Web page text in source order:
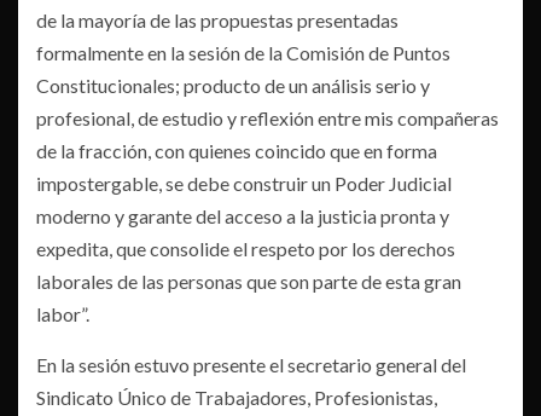
de la mayoría de las propuestas presentadas
formalmente en la sesión de la Comisión de Puntos
Constitucionales; producto de un análisis serio y
profesional, de estudio y reflexión entre mis compañeras
de la fracción, con quienes coincido que en forma
impostergable, se debe construir un Poder Judicial
moderno y garante del acceso a la justicia pronta y
expedita, que consolide el respeto por los derechos
laborales de las personas que son parte de esta gran
labor”.
En la sesión estuvo presente el secretario general del
Sindicato Único de Trabajadores, Profesionistas,